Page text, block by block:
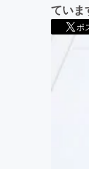
ていま
ポ